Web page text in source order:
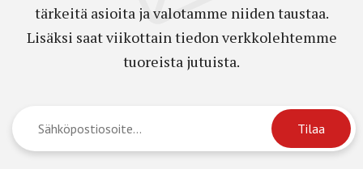
tärkeitä asioita ja valotamme niiden taustaa.
Lisäksi saat viikottain tiedon verkkolehtemme
tuoreista jutuista.